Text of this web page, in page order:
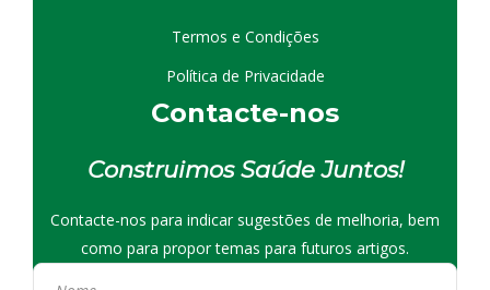
Termos e Condições
Política de Privacidade
Contacte-nos
Construimos Saúde Juntos!
Contacte-nos para indicar sugestões de melhoria, bem
como para propor temas para futuros artigos.